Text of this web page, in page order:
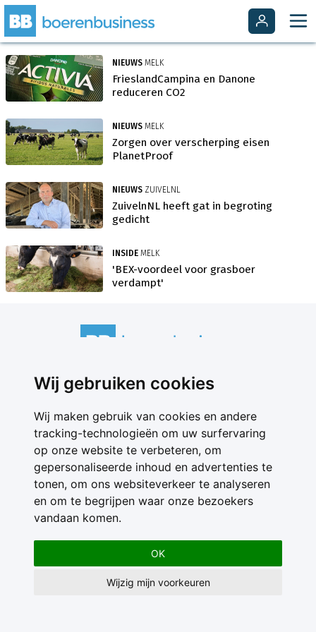
Wij gebruiken cookies
Wij maken gebruik van cookies en andere
tracking-technologieën om uw surfervaring
op onze website te verbeteren, om
gepersonaliseerde inhoud en advertenties te
tonen, om ons websiteverkeer te analyseren
en om te begrijpen waar onze bezoekers
vandaan komen.
OK
Wijzig mijn voorkeuren
NIEUWS MELK
FrieslandCampina en Danone
reduceren CO2
NIEUWS MELK
Zorgen over verscherping eisen
PlanetProof
NIEUWS ZUIVELNL
ZuivelnNL heeft gat in begroting
gedicht
INSIDE MELK
'BEX-voordeel voor grasboer
verdampt'
Contact
Nieuwsbrief
Adverteren
Gebruikersvoorwaarden
Privacy Statement